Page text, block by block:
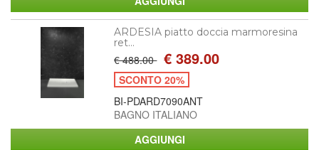
ARDESIA piatto doccia marmoresina
ret...
€ 488.00 € 389.00
SCONTO 20%
BI-PDARD7090ANT
BAGNO ITALIANO